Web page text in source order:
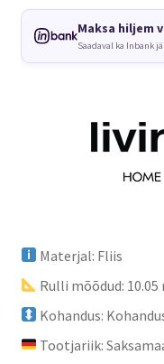
Maksa hiljem
Saadaval ka Inbank
Materjal: Fliis
Rulli mõõdud: 10.05
Kohandus:
Tootjariik: